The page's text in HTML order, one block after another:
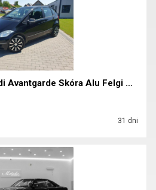
Mercedes A 180 2.0cdi Avantgarde Skóra Alu Felgi R...
31 dni